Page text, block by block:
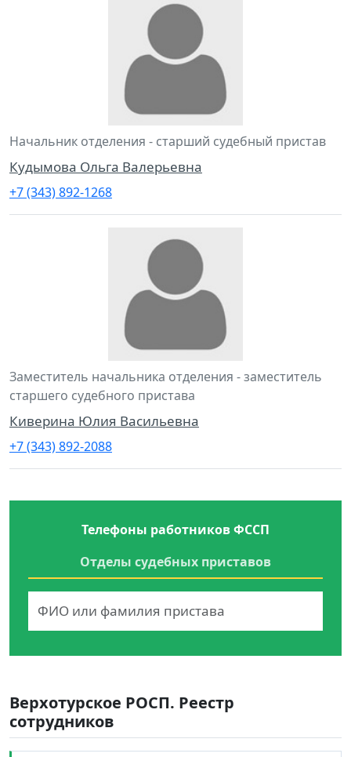
Начальник отделения - старший судебный пристав
Кудымова Ольга Валерьевна
+7 (343) 892-1268
Заместитель начальника отделения - заместитель
старшего судебного пристава
Киверина Юлия Васильевна
+7 (343) 892-2088
Телефоны работников ФССП
Отделы судебных приставов
Верхотурское РОСП. Реестр
сотрудников